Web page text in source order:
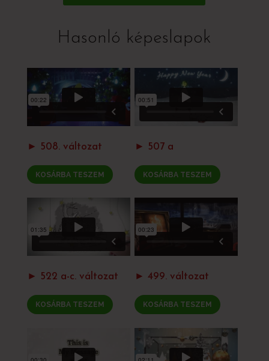
Hasonló képeslapok
► 508. változat
KOSÁRBA TESZEM
► 507 a
KOSÁRBA TESZEM
► 522 a-c. változat
KOSÁRBA TESZEM
► 499. változat
KOSÁRBA TESZEM